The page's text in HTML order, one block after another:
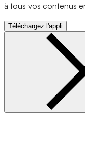
à tous vos contenus
Téléchargez l'appli